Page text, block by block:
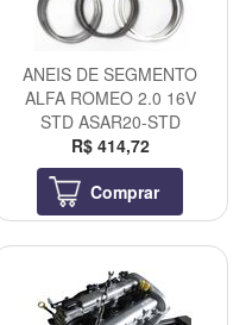
ANEIS DE SEGMENTO
ALFA ROMEO 2.0 16V
STD ASAR20-STD
R$ 414,72
Comprar